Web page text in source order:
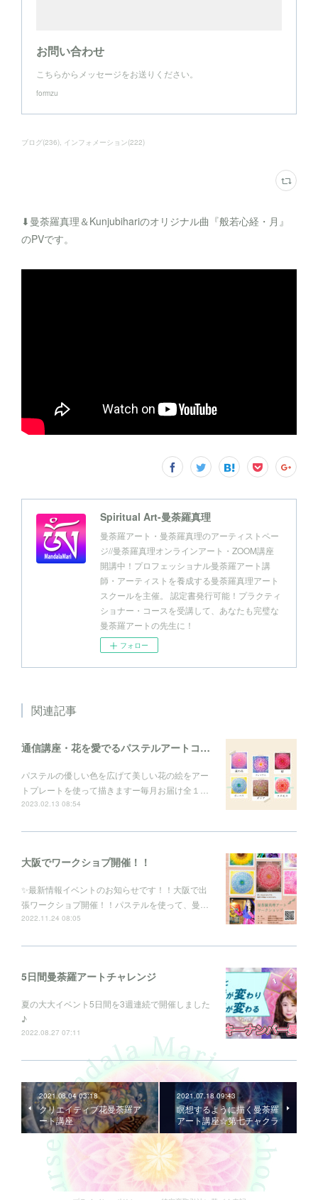
お問い合わせ
こちらからメッセージをお送りください。
formzu
ブログ(236) インフォメーション(222)
⬇︎曼荼羅真理＆Kunjubihariのオリジナル曲『般若心経・月』
のPVです。
Spiritual Art-曼荼羅真理
曼荼羅アート・曼荼羅真理のアーティストペー
ジ//曼荼羅真理オンラインアート・ZOOM講座
開講中！プロフェッショナル曼荼羅アート講
師・アーティストを養成する曼荼羅真理アート
スクールを主催。 認定書発行可能！プラクティ
ショナー・コースを受講して、あなたも完璧な
曼荼羅アートの先生に！
フォロー
関連記事
通信講座・花を愛でるパステルアートコレクション
パステルの優しい色を広げて美しい花の絵をアー
トプレートを使って描きますー毎月お届け全１…
2023.02.13 08:54
大阪でワークショプ開催！！
✨最新情報イベントのお知らせです！！大阪で出
張ワークショプ開催！！パステルを使って、曼…
2022.11.24 08:05
5日間曼荼羅アートチャレンジ
夏の大大イベント5日間を3週連続で開催しました
♪
2022.08.27 07:11
2021.08.04 03:18
クリエイティブ花曼荼羅ア
ート講座
2021.07.18 09:43
瞑想するように描く曼荼羅
アート講座☆第七チャクラ